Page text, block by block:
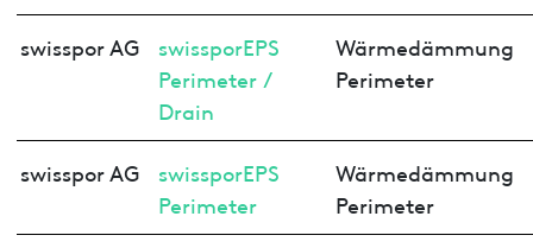
swisspor AG
swissporEPS
Perimeter /
Drain
Wärmedämmung
Perimeter
swisspor AG
swissporEPS
Perimeter
Wärmedämmung
Perimeter